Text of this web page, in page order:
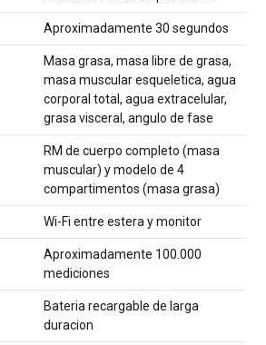
Aproximadamente 30 segundos
Masa grasa, masa libre de grasa,
masa muscular esqueletica, agua
corporal total, agua extracelular,
grasa visceral, angulo de fase
RM de cuerpo completo (masa
muscular) y modelo de 4
compartimentos (masa grasa)
Wi-Fi entre estera y monitor
Aproximadamente 100.000
mediciones
Bateria recargable de larga
duracion